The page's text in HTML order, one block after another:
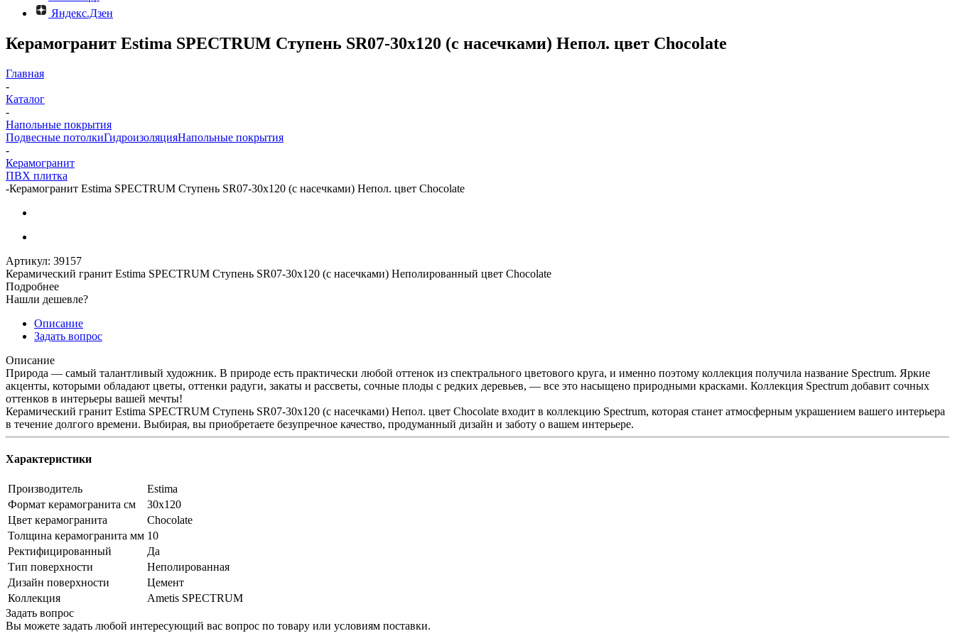
Яндекс.Дзен
Керамогранит Estima SPECTRUM Ступень SR07-30x120 (с насечками) Непол. цвет Chocolate
Главная
-
Каталог
-
Напольные покрытия
Подвесные потолкиГидроизоляцияНапольные покрытия
-
Керамогранит
ПВХ плитка
-Керамогранит Estima SPECTRUM Ступень SR07-30x120 (с насечками) Непол. цвет Chocolate
Артикул: 39157
Керамический гранит Estima SPECTRUM Ступень SR07-30x120 (с насечками) Неполированный цвет Chocolate
Подробнее
Нашли дешевле?
Описание
Задать вопрос
Описание
Природа — самый талантливый художник. В природе есть практически любой оттенок из спектрального цветового круга, и именно поэтому коллекция получила название Spectrum. Яркие
акценты, которыми обладают цветы, оттенки радуги, закаты и рассветы, сочные плоды с редких деревьев, — все это насыщено природными красками. Коллекция Spectrum добавит сочных
оттенков в интерьеры вашей мечты!
Керамический гранит Estima SPECTRUM Ступень SR07-30x120 (с насечками) Непол. цвет Chocolate входит в коллекцию Spectrum, которая станет атмосферным украшением вашего интерьера
в течение долгого времени. Выбирая, вы приобретаете безупречное качество, продуманный дизайн и заботу о вашем интерьере.
Характеристики
Производитель
Estima
Формат керамогранита см
30х120
Цвет керамогранита
Chocolate
Толщина керамогранита мм 10
Ректифицированный
Да
Тип поверхности
Неполированная
Дизайн поверхности
Цемент
Коллекция
Ametis SPECTRUM
Задать вопрос
Вы можете задать любой интересующий вас вопрос по товару или условиям поставки.